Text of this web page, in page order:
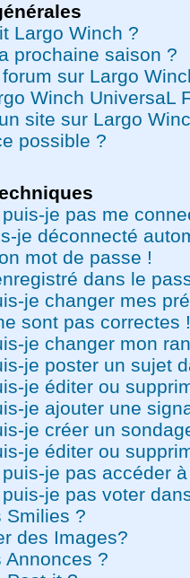
Largo Winch ?
prochaine saison ?
sur Largo
Winch UniversaL
site sur Largo
possible ?
je pas me
je déconnecté
mot de passe !
dans le
je changer mes
sont pas correctes !
je changer mon
je poster un sujet
je éditer ou
je ajouter une
je créer un
je éditer ou
je pas accéder
je pas voter
Smilies ?
des Images?
Annonces ?